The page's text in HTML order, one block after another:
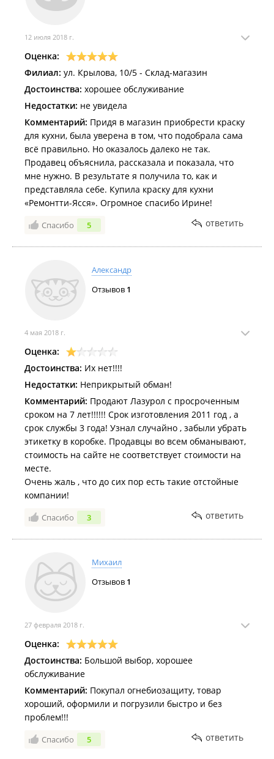
12 июля 2018 г.
Оценка:
Филиал: ул. Крылова, 10/5 - Склад-магазин
Достоинства: хорошее обслуживание
Недостатки: не увидела
Комментарий: Придя в магазин приобрести краску
для кухни, была уверена в том, что подобрала сама
всё правильно. Но оказалось далеко не так.
Продавец объяснила, рассказала и показала, что
мне нужно. В результате я получила то, как и
представляла себе. Купила краску для кухни
«Ремонтти-Ясся». Огромное спасибо Ирине!
Спасибо 5 ответить
Александр
Отзывов 1
4 мая 2018 г.
Оценка:
Достоинства: Их нет!!!!
Недостатки: Неприкрытый обман!
Комментарий: Продают Лазурол с просроченным
сроком на 7 лет!!!!!! Срок изготовления 2011 год , а
срок службы 3 года! Узнал случайно , забыли убрать
этикетку в коробке. Продавцы во всем обманывают,
стоимость на сайте не соответствует стоимости на
месте.
Очень жаль , что до сих пор есть такие отстойные
компании!
Спасибо 3 ответить
Михаил
Отзывов 1
27 февраля 2018 г.
Оценка:
Достоинства: Большой выбор, хорошее
обслуживание
Комментарий: Покупал огнебиозащиту, товар
хороший, оформили и погрузили быстро и без
проблем!!!
Спасибо 5 ответить